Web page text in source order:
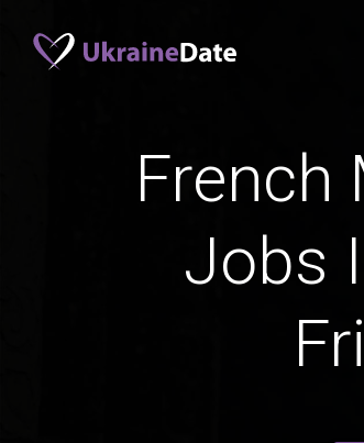
French
Jobs